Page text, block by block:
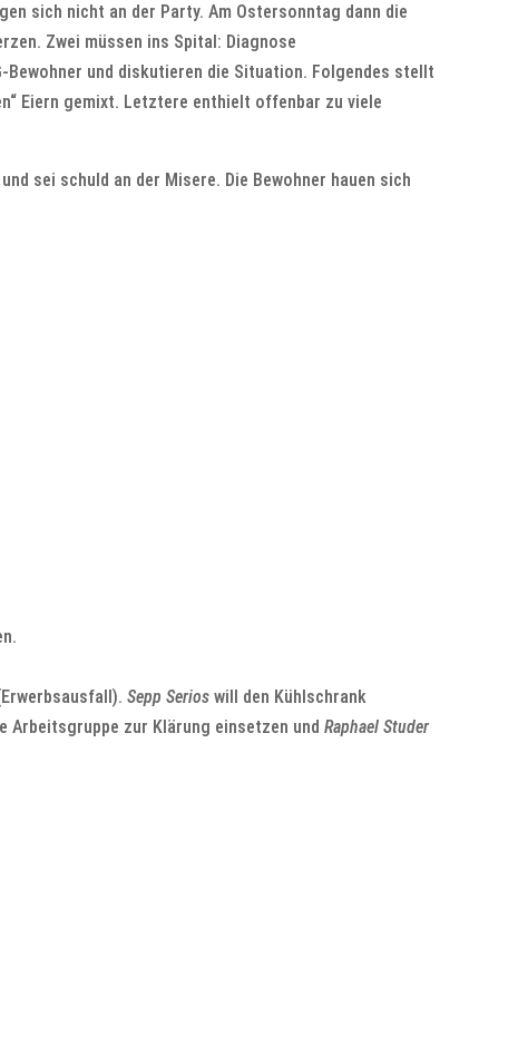
sich nicht an der Party. Am Ostersonntag dann die
Zwei müssen ins Spital: Diagnose
und diskutieren die Situation. Folgendes stellt
Eiern gemixt. Letztere enthielt offenbar zu viele
sei schuld an der Misere. Die Bewohner hauen sich
Sepp Serios will den Kühlschrank
Arbeitsgruppe zur Klärung einsetzen undRaphael Studer